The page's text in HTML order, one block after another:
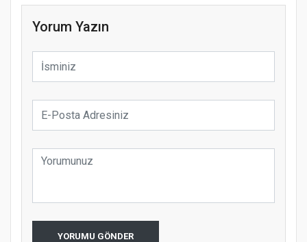
Yorum Yazın
YORUMU GÖNDER